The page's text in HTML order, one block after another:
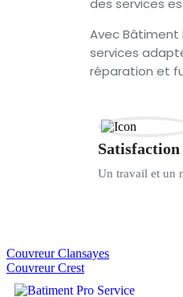
des services
Avec Bâtiment
services
réparation et
Satisfaction
Un travail et un
Couvreur Clansayes
Couvreur Crest